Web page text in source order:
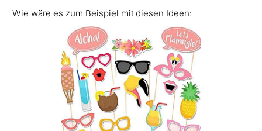
Wie wäre es zum Beispiel mit diesen Ideen: